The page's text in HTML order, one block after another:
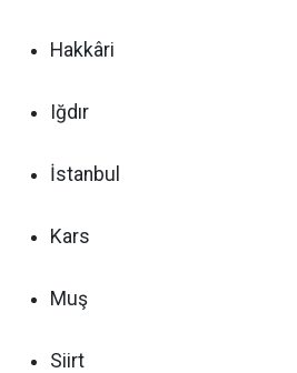
Hakkâri
Iğdır
İstanbul
Kars
Muş
Siirt